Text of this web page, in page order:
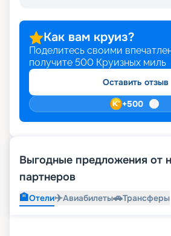
Как вам круиз?
Поделитесь своими
получите 500 Круизных миль
Оставить отзыв
+500
Выгодные предложения от
партнеров
🏨Отели✈️Авиабилеты🚗Трансферы